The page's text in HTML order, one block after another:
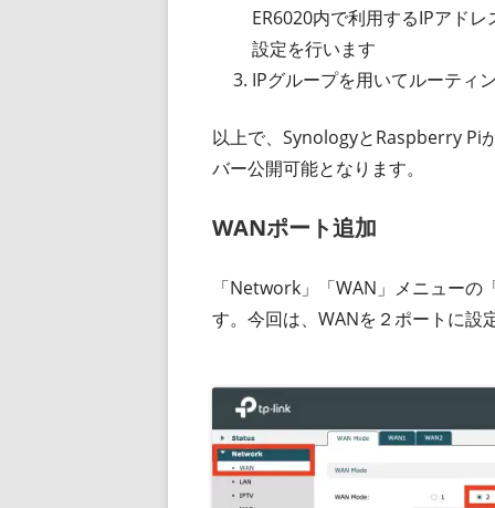
ER6020内で利用するIPアド
設定を行います
IPグループを用いてルーティ
以上で、SynologyとRaspberry Pi
バー公開可能となります。
WANポート追加
「Network」「WAN」メニュー
す。今回は、WANを２ポートに設